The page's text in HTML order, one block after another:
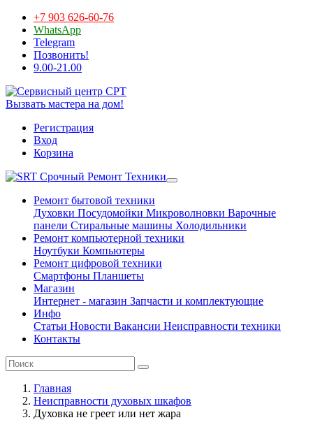
+7 903 626-60-76
WhatsApp
Telegram
Позвонить!
9.00-21.00
Вызвать мастера на дом!
Регистрация
Вход
Корзина
Срочный Ремонт Техники
Ремонт бытовой техники
Духовки Посудомойки Микроволновки Варочные
панели Стиральные машины Холодильники
Ремонт компьютерной техники
Ноутбуки Компьютеры
Ремонт цифровой техники
Смартфоны Планшеты
Магазин
Интернет - магазин Запчасти и комплектующие
Инфо
Статьи Новости Вакансии Неисправности техники
Контакты
Главная
Неисправности духовых шкафов
Духовка не греет или нет жара